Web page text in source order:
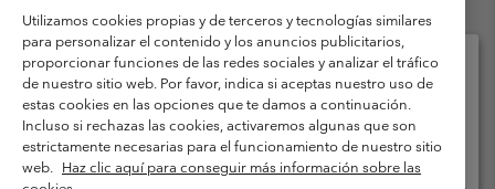
Condiciones de uso
Terminos de Venta
Garantía
Política de Privacidad
Términos y condiciones del programa de miembros
Términos De Uso Del Contenido Generado Por Los Usuarios
Impressum
Cookies Public CBCR
Utilizamos cookies propias y de terceros y tecnologías similares
para personalizar el contenido y los anuncios publicitarios,
proporcionar funciones de las redes sociales y analizar el tráfico
de nuestro sitio web. Por favor, indica si aceptas nuestro uso de
estas cookies en las opciones que te damos a continuación.
Incluso si rechazas las cookies, activaremos algunas que son
estrictamente necesarias para el funcionamiento de nuestro sitio
web. Haz clic aquí para conseguir más información sobre las
Selecciona tu país e idioma envío
Compras en línea disponibles